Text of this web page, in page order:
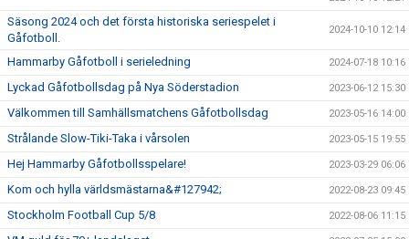
Säsong 2024 och det första historiska seriespelet i
Gåfotboll.
2024-10-10 12:14
Hammarby Gåfotboll i serieledning 2024-07-18 10:16
Lyckad Gåfotbollsdag på Nya Söderstadion 2023-06-12 15:30
Välkommen till Samhällsmatchens Gåfotbollsdag 2023-05-16 14:00
Strålande Slow-Tiki-Taka i vårsolen 2023-05-15 19:55
Hej Hammarby Gåfotbollsspelare! 2023-03-29 06:06
Kom och hylla världsmästarna&#127942; 2022-08-23 09:45
Stockholm Football Cup 5/8 2022-08-06 11:15